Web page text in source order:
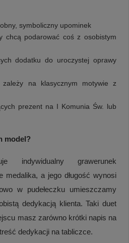
symboliczny upominek
chcą podarować coś z osobistym
dodatku do uroczystej oprawy
zależy na klasycznym motywie z
prezent na I Komunia Św. lub
model?
indywidualny grawerunek
medalika, a jego długość wynosi
w pudełeczku umieszczamy
dedykacją klienta. Taki duet
masz zarówno krótki napis na
dedykacji na tabliczce.